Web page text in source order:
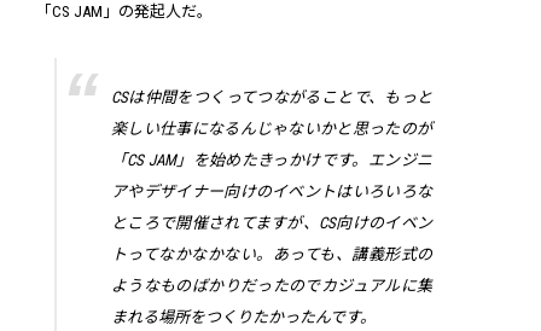
「CS JAM」の発起人だ。
CSは仲間をつくってつながることで、もっと
楽しい仕事になるんじゃないかと思ったのが
「CS JAM」を始めたきっかけです。エンジニ
アやデザイナー向けのイベントはいろいろな
ところで開催されてますが、CS向けのイベン
トってなかなかない。あっても、講義形式の
ようなものばかりだったのでカジュアルに集
まれる場所をつくりたかったんです。